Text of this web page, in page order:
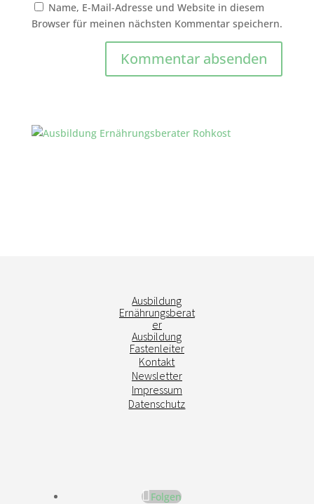
Name, E-Mail-Adresse und Website in diesem
Browser für meinen nächsten Kommentar speichern.
Ausbildung
Ernährungsberat
er
Ausbildung
Fastenleiter
Kontakt
Newsletter
Impressum
Datenschutz
Folgen